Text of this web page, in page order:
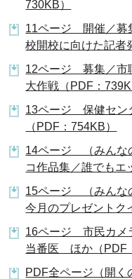
730KB）
11ページ 開催／募
校開校に向けた記者
12ページ 募集／市
大作戦（PDF：
13ページ 保健セン
（PDF：754KB）
14ページ （みんな
コ作品集／誰でもエ
15ページ （みんな
今月のプレゼントク
16ページ 市民カメ
当番医 ほか（PDF
PDF全ページ（開く